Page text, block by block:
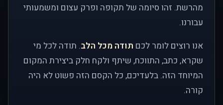
מהרשת. זהו סיומה של תקופה ופרק עצום ומשמעותי
עבורנו.
אנו רוצים לומר לכם תודה מכל הלב. תודה לכל מי
שקרא, כתב, התווכח, שיתף ולקח חלק ביצירת המקום
המיוחד הזה. בלעדיכם, כל הקסם הזה פשוט לא היה
קורה.